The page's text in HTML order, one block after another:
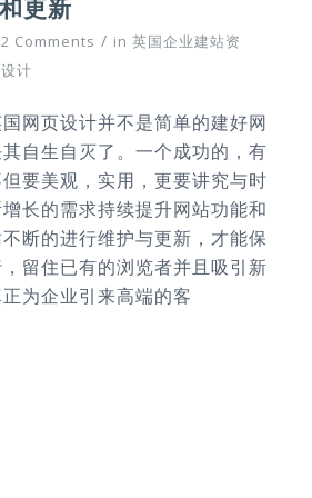
更新
2 Comments / in 英国企业建站资
计
网页设计并不是简单的建好网
自生自灭了。一个成功的，有
要美观，实用，更要讲究与时
长的需求持续提升网站功能和
断的进行维护与更新，才能保
留住已有的浏览者并且吸引新
为企业引来高端的客